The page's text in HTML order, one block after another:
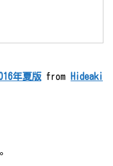
年夏版 from
Hideaki